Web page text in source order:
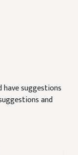
have suggestions
and